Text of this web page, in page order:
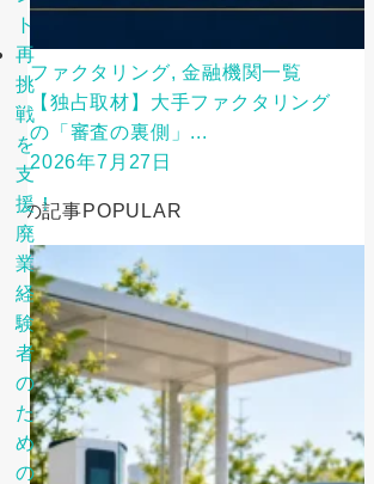
ト
再
挑
戦
を
支
援！
廃
業
経
験
者
の
た
め
の
ファクタリング, 金融機関一覧
【独占取材】大手ファクタリング
の「審査の裏側」...
2026年7月27日
気の記事POPULAR